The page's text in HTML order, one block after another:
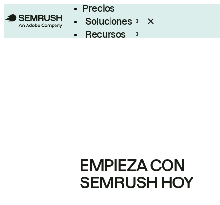
Precios
Soluciones
Recursos
EMPIEZA CON
SEMRUSH HOY